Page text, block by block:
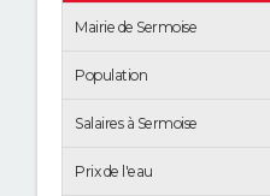
Mairie de Sermoise
Population
Salaires à Sermoise
Prix de l'eau